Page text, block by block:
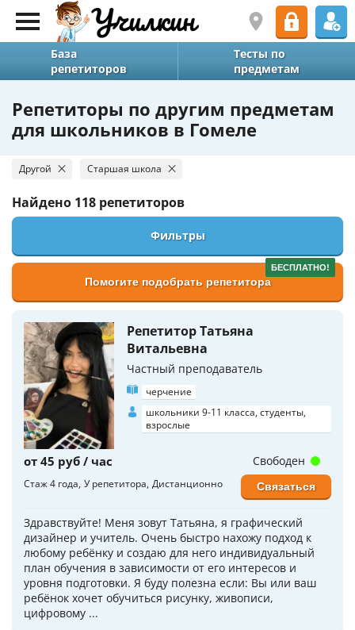
База
репетиторов
Тесты по
предметам
Репетиторы по другим предметам
для школьников в Гомеле
Другой Старшая школа
Найдено 118 репетиторов
Фильтры
БЕСПЛАТНО!
Помогите подобрать репетитора
Репетитор Татьяна
Витальевна
Частный преподаватель
черчение
школьники 9-11 класса, студенты,
взрослые
от 45 руб / час
Стаж 4 года У репетитора Дистанционно
Здравствуйте! Меня зовут Татьяна, я графический
дизайнер и учитель. Очень быстро нахожу подход к
любому ребёнку и создаю для него индивидуальный
план обучения в зависимости от его интересов и
уровня подготовки. Я буду полезна если: Вы или ваш
ребёнок хочет обучиться рисунку, живописи,
цифровому ...
Свободен
Связаться